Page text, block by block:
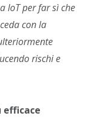
IoT per far sì che
con la
rischi e
efficace